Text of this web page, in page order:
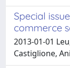
Special
commerce
2013-01-01
Castiglione,